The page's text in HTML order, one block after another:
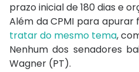
prazo inicial de 180 dias e
Além da CPMI para apurar
tratar do mesmo tema,
Nenhum dos senadores
Wagner (PT).